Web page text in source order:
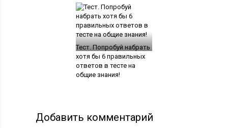
Тест. Попробуй набрать
хотя бы 6 правильных
ответов в тесте на
общие знания!
Добавить комментарий